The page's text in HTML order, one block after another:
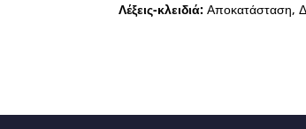
Λέξεις-κλειδιά: Αποκατάσταση,